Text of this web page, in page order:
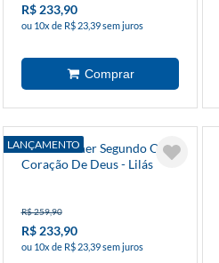
R$ 233,90
ou 10x de R$ 23,39 sem juros
LANÇAMENTO
Bíblia Mulher Segundo O
Coração De Deus - Lilás
R$ 259,90
R$ 233,90
ou 10x de R$ 23,39 sem juros